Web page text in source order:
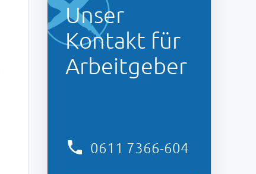
Unser
Kontakt für
Arbeitgeber
0611 7366-604